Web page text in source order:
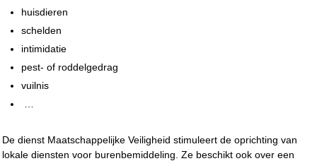
huisdieren
schelden
intimidatie
pest- of roddelgedrag
vuilnis
De dienst Maatschappelijke Veiligheid stimuleert de oprichting van
lokale diensten voor burenbemiddeling. Ze beschikt ook over een